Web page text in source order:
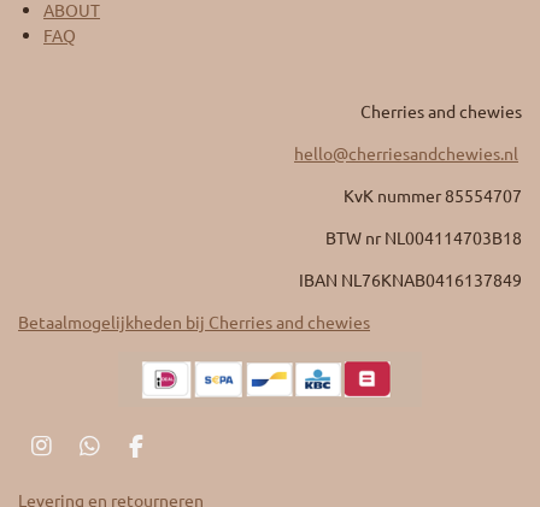
ABOUT
FAQ
Cherries and chewies
hello@cherriesandchewies.nl
KvK nummer 85554707
BTW nr NL004114703B18
IBAN NL76KNAB0416137849
Betaalmogelijkheden bij Cherries and chewies
I
s
W
a
F
c
Levering en retourneren